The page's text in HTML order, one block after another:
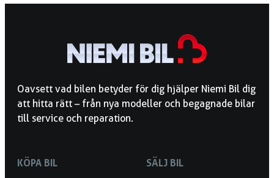
Oavsett vad bilen betyder för dig hjälper Niemi Bil dig
att hitta rätt – från nya modeller och begagnade bilar
till service och reparation.
KÖPA BIL SÄLJ BIL